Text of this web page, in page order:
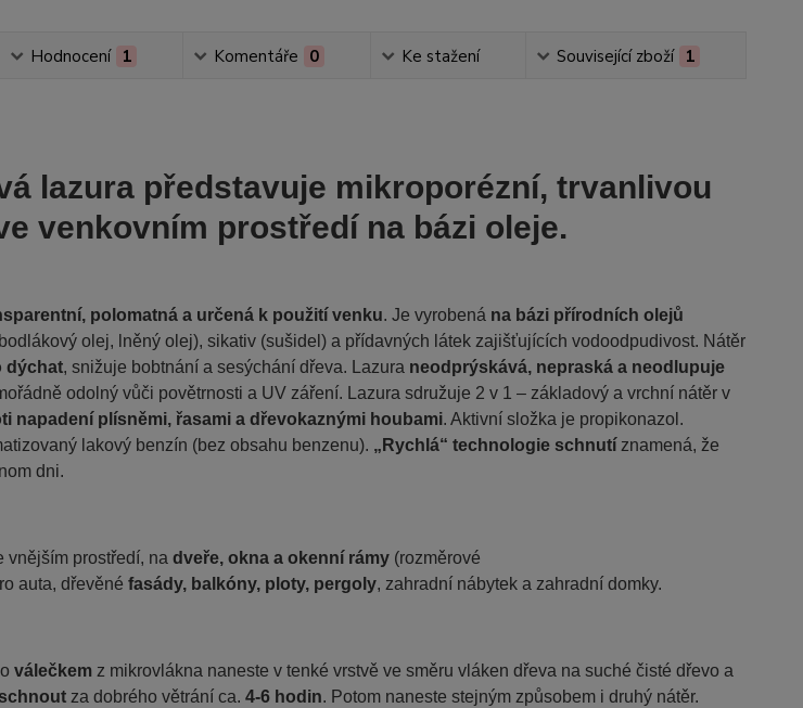
Hodnocení 1 Komentáře 0 Ke stažení Související zboží 1
lazura představuje mikroporézní, trvanlivou
venkovním prostředí na bázi oleje.
polomatná a určená k použití venku. Je vyrobená na bázi přírodních olejů
olej, lněný olej), sikativ (sušidel) a přídavných látek zajišťujících vodoodpudivost. Nátěr
dýchat, snižuje bobtnání a sesýchání dřeva. Lazura neodprýskává, nepraská a neodlupuje
odolný vůči povětrnosti a UV záření. Lazura sdružuje 2 v 1 – základový a vrchní nátěr v
napadení plísněmi, řasami a dřevokaznými houbami. Aktivní složka je propikonazol.
lakový benzín (bez obsahu benzenu). „Rychlá“ technologie schnutíznamená, že
dni.
vnějším prostředí, na dveře, okna a okenní rámy(rozměrové
auta, dřevěné fasády, balkóny, ploty, pergoly, zahradní nábytek a zahradní domky.
válečkemz mikrovlákna naneste v tenké vrstvě ve směru vláken dřeva na suché čisté dřevo a
schnoutza dobrého větrání ca. 4-6 hodin. Potom naneste stejným způsobem i druhý nátěr.